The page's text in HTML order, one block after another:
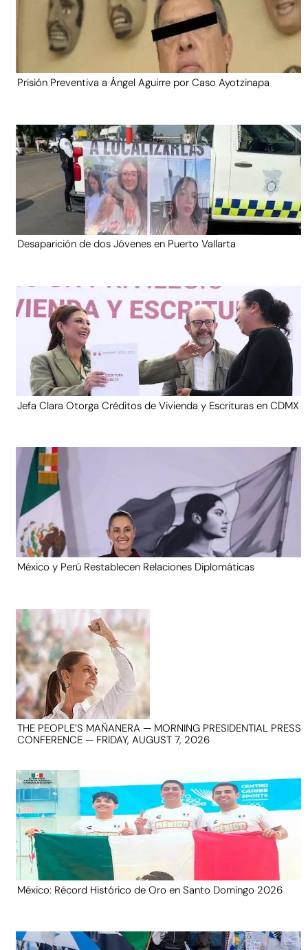
Prisión Preventiva a Ángel Aguirre por Caso Ayotzinapa
Desaparición de dos Jóvenes en Puerto Vallarta
Jefa Clara Otorga Créditos de Vivienda y Escrituras en CDMX
México y Perú Restablecen Relaciones Diplomáticas
THE PEOPLE’S MAÑANERA — MORNING PRESIDENTIAL PRESS
CONFERENCE — FRIDAY, AUGUST 7, 2026
México: Récord Histórico de Oro en Santo Domingo 2026